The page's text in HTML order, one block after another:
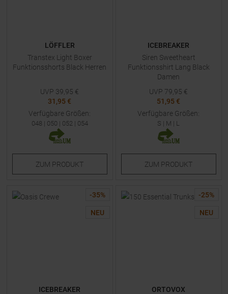
LÖFFLER
Transtex Light Boxer
Funktionsshorts Black Herren
UVP 39,95 €
31,95 €
Verfügbare Größen:
048 | 050 | 052| 054
ZUM PRODUKT
ICEBREAKER
Siren Sweetheart
Funktionsshirt Lang Black
Damen
UVP 79,95 €
51,95 €
Verfügbare Größen:
S | M | L
ZUM PRODUKT
-35%
NEU
ICEBREAKER
-25%
NEU
ORTOVOX